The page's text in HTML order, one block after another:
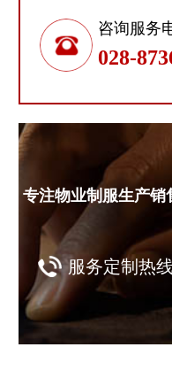
咨询服务
028-
专注物业制服生产销
服务定制热